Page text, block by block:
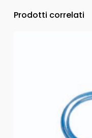
Prodotti correlati